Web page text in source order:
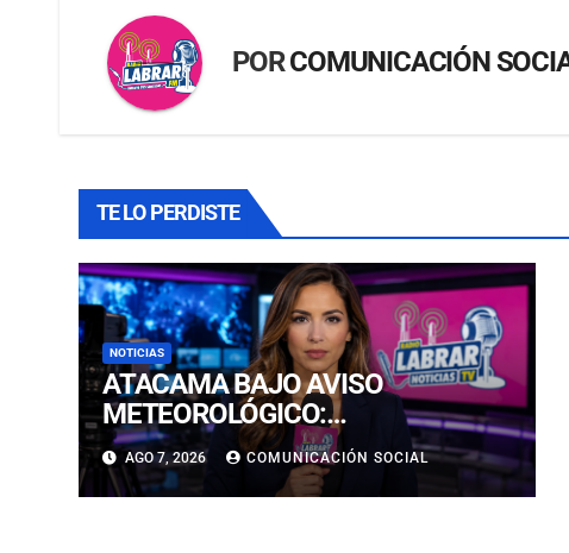
PORCOMUNICACIÓN
TE LO PERDISTE
NOTICIAS
ATACAMA BAJO AVISO
METEOROLÓGICO:
PRONOSTICAN LLUVIAS E
ISOTERMA CERO ALTA EN
PRECORDILLERA Y CORDILLERA
AGO 7, 2026 COMUNICACIÓN SOCIAL